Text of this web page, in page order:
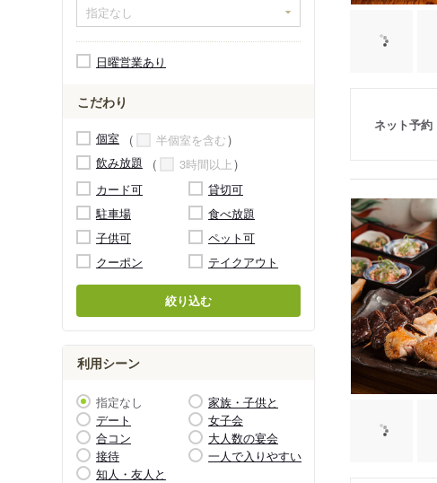
日曜営業あり
こだわり
個室
半個室を含む
飲み放題
3時間以上
カード可
貸切可
駐車場
食べ放題
子供可
ペット可
クーポン
テイクアウト
絞り込む
利用シーン
指定なし
家族・子供と
デート
女子会
合コン
大人数の宴会
接待
一人で入りやすい
知人・友人と
ネット予約